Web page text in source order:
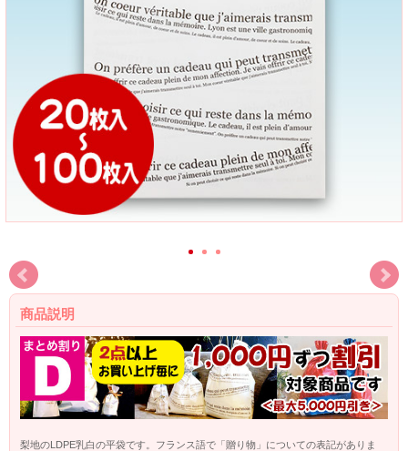
商品説明
梨地のLDPE乳白の平袋です。フランス語で「贈り物」についての表記がありま